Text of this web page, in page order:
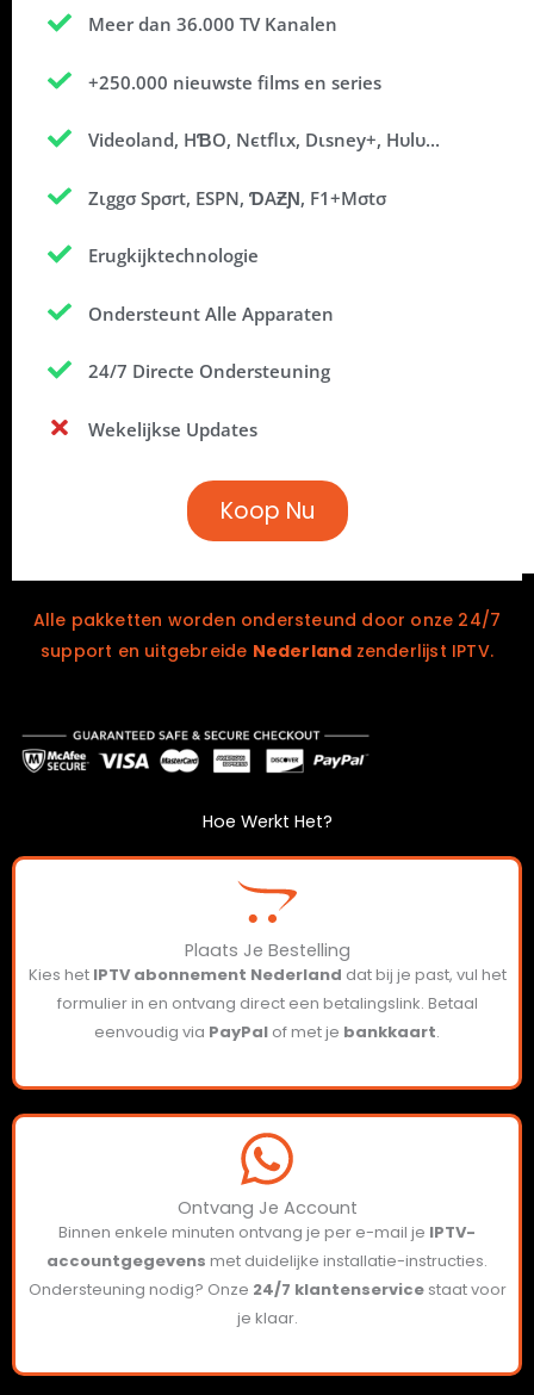
Meer dan 36.000 TV Kanalen
+250.000 nieuwste films en series
Videoland, HƁO, Nєtflιx, Dιsney+, Hυlυ...
Zιggσ Spσrt, EЅPΝ, ƊAƵƝ, F1+Mσtσ
Erugkijktechnologie
Ondersteunt Alle Apparaten
24/7 Directe Ondersteuning
Wekelijkse Updates
Koop Nu
Alle pakketten worden ondersteund door onze 24/7
support en uitgebreide Nederland zenderlijst IPTV.
Hoe Werkt Het?
Plaats Je Bestelling
Kies het IPTV abonnement Nederland dat bij je past, vul het
formulier in en ontvang direct een betalingslink. Betaal
eenvoudig via PayPal of met je bankkaart.
Ontvang Je Account
Binnen enkele minuten ontvang je per e-mail je IPTV-
accountgegevens met duidelijke installatie-instructies.
Ondersteuning nodig? Onze 24/7 klantenservicestaat voor
je klaar.